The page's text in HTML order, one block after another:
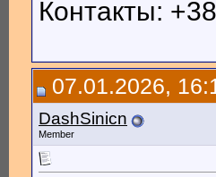
Контакты:
07.01.2026,
DashSinicn
Member